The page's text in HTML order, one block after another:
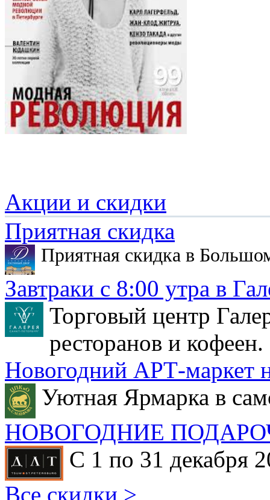
Акции и скидки
Приятная скидка
Приятная скидка в
Завтраки с 8:00 утра в
Торговый центр
ресторанов и кофеен.
Новогодний АРТ-маркет
Уютная Ярмарка в
НОВОГОДНИЕ
С 1 по 31 декабря
Все скидки >